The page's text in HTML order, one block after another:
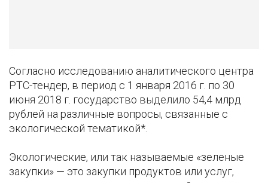
Согласно исследованию аналитического центра
РТС-тендер, в период с 1 января 2016 г. по 30
июня 2018 г. государство выделило 54,4 млрд
рублей на различные вопросы, связанные с
экологической тематикой*.
Экологические, или так называемые «зеленые
закупки» — это закупки продуктов или услуг,